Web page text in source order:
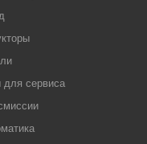
для сервиса